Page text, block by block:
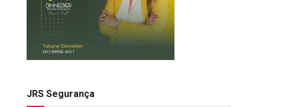
JRS Segurança